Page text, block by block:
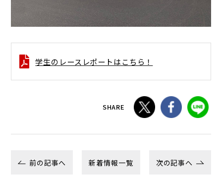
学生のレースレポートはこちら！
SHARE
前の記事へ 新着情報一覧 次の記事へ